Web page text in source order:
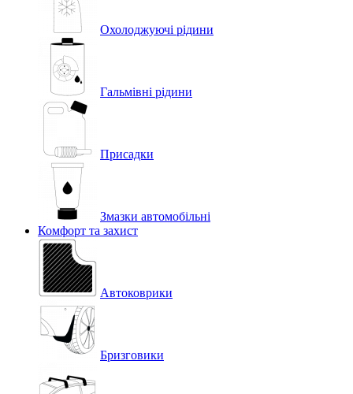
Охолоджуючі рідини
Гальмівні рідини
Присадки
Змазки автомобільні
Комфорт та захист
Автоковрики
Бризговики